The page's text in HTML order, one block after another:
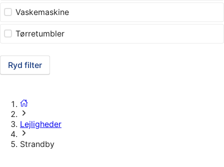
Vaskemaskine
Tørretumbler
Ryd filter
Lejligheder
Strandby